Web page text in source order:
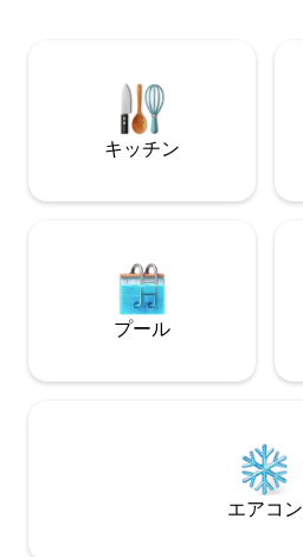
る専用のマンション・アパート。
キッチン
プール
エアコン